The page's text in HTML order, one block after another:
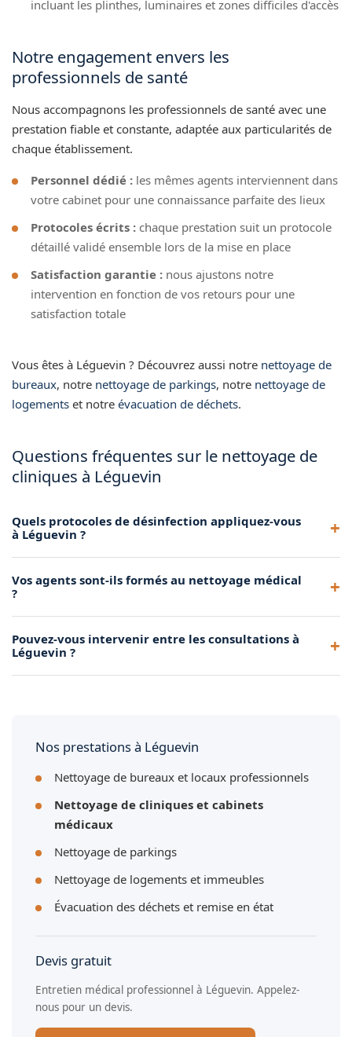
incluant les plinthes, luminaires et zones difficiles d'accès
Notre engagement envers les
professionnels de santé
Nous accompagnons les professionnels de santé avec une
prestation fiable et constante, adaptée aux particularités de
chaque établissement.
Personnel dédié : les mêmes agents interviennent dans
votre cabinet pour une connaissance parfaite des lieux
Protocoles écrits : chaque prestation suit un protocole
détaillé validé ensemble lors de la mise en place
Satisfaction garantie : nous ajustons notre
intervention en fonction de vos retours pour une
satisfaction totale
Vous êtes à Léguevin ? Découvrez aussi notre nettoyage de
bureaux, notre nettoyage de parkings, notre nettoyage de
logements et notre évacuation de déchets.
Questions fréquentes sur le nettoyage de
cliniques à Léguevin
Quels protocoles de désinfection appliquez-vous
à Léguevin ?
conformes aux recommandations de l'ARS, avec des
Vos agents sont-ils formés au nettoyage médical
?
sont formés aux protocoles de bio-nettoyage, aux risques
infectieux et à la gestion des circuits propre/sale.
Pouvez-vous intervenir entre les consultations à
Léguevin ?
Nos prestations à Léguevin
Nettoyage de bureaux et locaux professionnels
Nettoyage de cliniques et cabinets
médicaux
Nettoyage de parkings
Nettoyage de logements et immeubles
Évacuation des déchets et remise en état
Devis gratuit
Entretien médical professionnel à Léguevin. Appelez-
nous pour un devis.